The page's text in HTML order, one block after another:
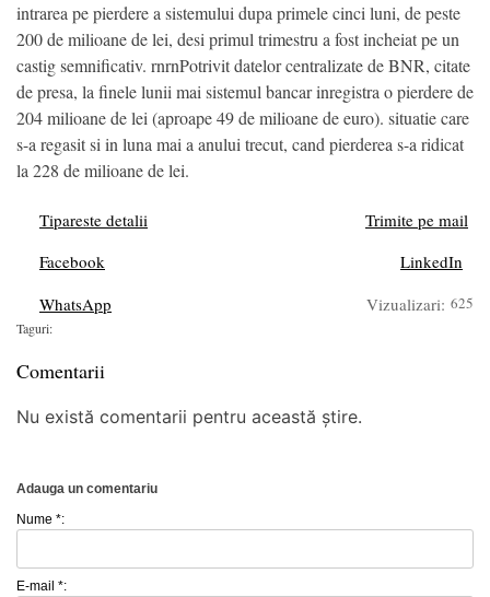
in­trarea pe pierdere a sistemului dupa primele cinci luni, de peste
200 de milioane de lei, desi primul trimestru a fost incheiat pe un
castig sem­nificativ. rnrnPotrivit datelor centra­lizate de BNR, citate
de presa, la finele lunii mai sistemul bancar inregistra o pierdere de
204 milioane de lei (aproape 49 de mili­oane de euro). situatie care
s-a regasit si in luna mai a anului trecut, cand pierderea s-a ridicat
la 228 de mili­oane de lei.
Tipareste detalii
Trimite pe mail
Facebook
LinkedIn
WhatsApp
Vizualizari: 625
Taguri:
Comentarii
Nu există comentarii pentru această știre.
Adauga un comentariu
Nume *:
E-mail *: